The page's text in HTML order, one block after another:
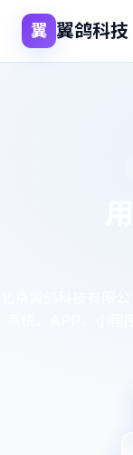
翼 翼鸽科技